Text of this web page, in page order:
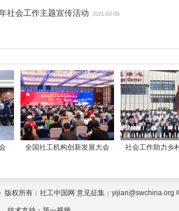
社会工作主题宣传活动 2021-03-09
全国社工机构创新发展大会 社会工作助力乡
版权所有：社工中国网 意见征集：yijian@swchina.org